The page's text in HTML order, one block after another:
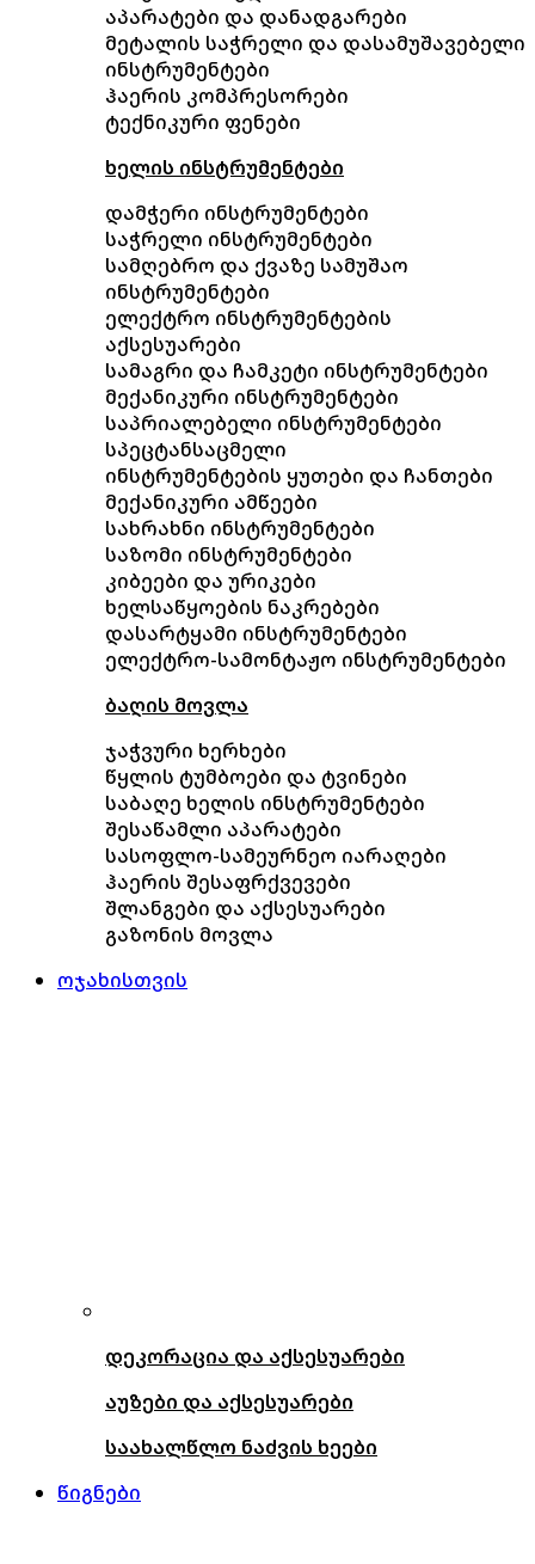
აპარატები და დანადგარები
მეტალის საჭრელი და დასამუშავებელი
ინსტრუმენტები
ჰაერის კომპრესორები
ტექნიკური ფენები
ხელის ინსტრუმენტები
დამჭერი ინსტრუმენტები
საჭრელი ინსტრუმენტები
სამღებრო და ქვაზე სამუშაო
ინსტრუმენტები
ელექტრო ინსტრუმენტების
აქსესუარები
სამაგრი და ჩამკეტი ინსტრუმენტები
მექანიკური ინსტრუმენტები
საპრიალებელი ინსტრუმენტები
სპეცტანსაცმელი
ინსტრუმენტების ყუთები და ჩანთები
მექანიკური ამწეები
სახრახნი ინსტრუმენტები
საზომი ინსტრუმენტები
კიბეები და ურიკები
ხელსაწყოების ნაკრებები
დასარტყამი ინსტრუმენტები
ელექტრო-სამონტაჟო ინსტრუმენტები
ბაღის მოვლა
ჯაჭვური ხერხები
წყლის ტუმბოები და ტვინები
საბაღე ხელის ინსტრუმენტები
შესაწამლი აპარატები
სასოფლო-სამეურნეო იარაღები
ჰაერის შესაფრქვევები
შლანგები და აქსესუარები
გაზონის მოვლა
ოჯახისთვის
დეკორაცია და აქსესუარები
აუზები და აქსესუარები
საახალწლო ნაძვის ხეები
წიგნები